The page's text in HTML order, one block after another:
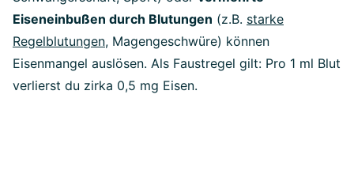
Eiseneinbußen durch Blutungen (z.B. starke
Regelblutungen, Magengeschwüre) können
Eisenmangel auslösen. Als Faustregel gilt: Pro 1 ml Blut
verlierst du zirka 0,5 mg Eisen.